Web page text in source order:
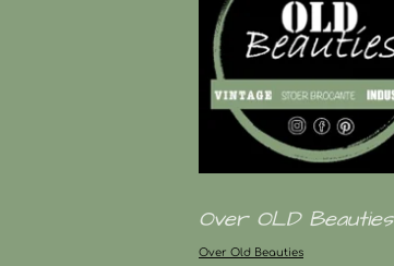
Over OLD Beauties
Over Old Beauties